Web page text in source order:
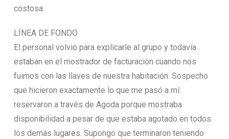
costosa.
LÍNEA DE FONDO
El personal volvió para explicarle al grupo y todavía
estaban en el mostrador de facturación cuando nos
fuimos con las llaves de nuestra habitación. Sospecho
que hicieron exactamente lo que me pasó a mí:
reservaron a través de Agoda porque mostraba
disponibilidad a pesar de que estaba agotado en todos
los demás lugares. Supongo que terminaron teniendo